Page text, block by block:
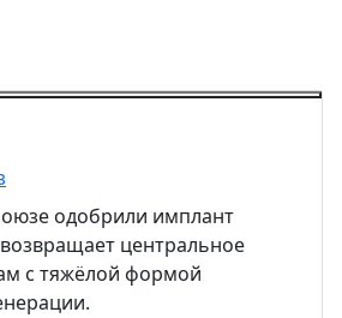
одобрили имплант
центральное
с тяжёлой формой